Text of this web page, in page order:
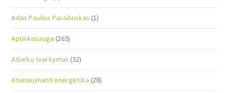
Adas Paulius Paražinskas(1)
Aplinkosauga(265)
Atliekų tvarkymas(32)
Atsinaujinanti energetika(28)